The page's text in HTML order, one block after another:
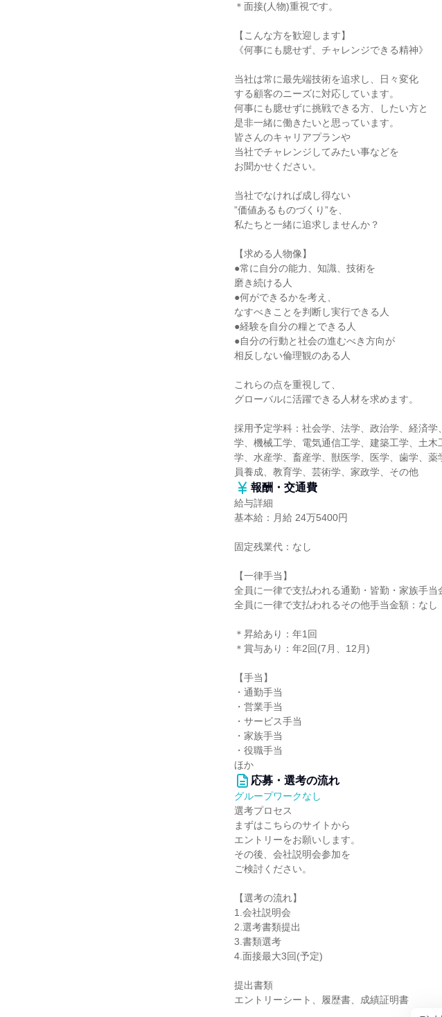
＊面接(人物)重視です。
【こんな方を歓迎します】
《何事にも臆せず、チャレンジできる精神》
当社は常に最先端技術を追求し、日々変化
する顧客のニーズに対応しています。
何事にも臆せずに挑戦できる方、したい方と
是非一緒に働きたいと思っています。
皆さんのキャリアプランや
当社でチャレンジしてみたい事などを
お聞かせください。
当社でなければ成し得ない
”価値あるものづくり”を、
私たちと一緒に追求しませんか？
【求める人物像】
●常に自分の能力、知識、技術を
磨き続ける人
●何ができるかを考え、
なすべきことを判断し実行できる人
●経験を自分の糧とできる人
●自分の行動と社会の進むべき方向が
相反しない倫理観のある人
これらの点を重視して、
グローバルに活躍できる人材を求めます。
採用予定学科：社会学、法学、政治学、経済
学、機械工学、電気通信工学、建築工学、土
学、水産学、畜産学、獣医学、医学、歯学、
員養成、教育学、芸術学、家政学、その他
報酬・交通費
給与詳細
基本給：月給 24万5400円
固定残業代：なし
【一律手当】
全員に一律で支払われる通勤・皆勤・家族手当
全員に一律で支払われるその他手当金額：なし
＊昇給あり：年1回
＊賞与あり：年2回(7月、12月)
【手当】
・通勤手当
・営業手当
・サービス手当
・家族手当
・役職手当
ほか
応募・選考の流れ
グループワークなし
選考プロセス
まずはこちらのサイトから
エントリーをお願いします。
その後、会社説明会参加を
ご検討ください。
【選考の流れ】
1.会社説明会
2.選考書類提出
3.書類選考
4.面接最大3回(予定)
提出書類
エントリーシート、履歴書、成績証明書